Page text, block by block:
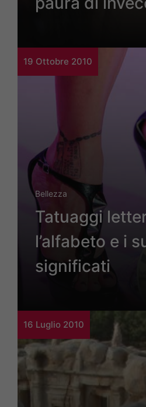
19 Ottobre 2010
Bellezza
Tatuaggi
l’alfabeto e i
significati
16 Luglio 2010